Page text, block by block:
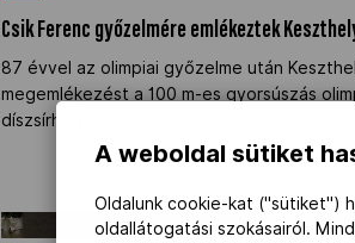
Los Angeles 2028
MOB
Csik Ferenc győzelmére emlékeztek
87 évvel az olimpiai győzelme után
megemlékezést a 100 m-es gyorsúszás
díszsírhelyénél.
Csik Ferencre emlékeztek Keszthelyen" />
A weboldal sütiket
Oldalunk cookie-kat ("sütiket")
oldallátogatási szokásairól.